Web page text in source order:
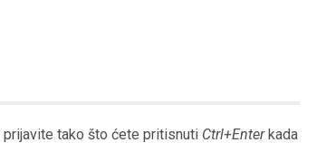
prijavite tako što ćete pritisnuti Ctrl+Enterkada